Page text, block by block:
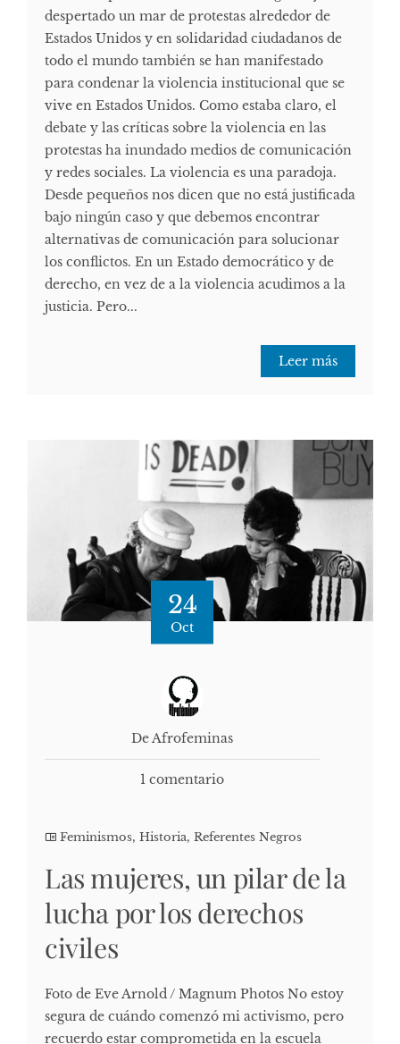
despertado un mar de protestas alrededor de
Estados Unidos y en solidaridad ciudadanos de
todo el mundo también se han manifestado
para condenar la violencia institucional que se
vive en Estados Unidos. Como estaba claro, el
debate y las críticas sobre la violencia en las
protestas ha inundado medios de comunicación
y redes sociales. La violencia es una paradoja.
Desde pequeños nos dicen que no está justificada
bajo ningún caso y que debemos encontrar
alternativas de comunicación para solucionar
los conflictos. En un Estado democrático y de
derecho, en vez de a la violencia acudimos a la
justicia. Pero...
Leer más
24
Oct
De Afrofeminas
1 comentario
Feminismos, Historia, Referentes Negros
Las mujeres, un pilar de la
lucha por los derechos
civiles
Foto de Eve Arnold / Magnum Photos No estoy
segura de cuándo comenzó mi activismo, pero
recuerdo estar comprometida en la escuela